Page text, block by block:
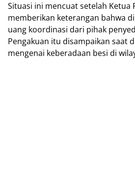
Situasi ini mencuat setelah Ketua
memberikan keterangan bahwa
uang koordinasi dari pihak
Pengakuan itu disampaikan saat
mengenai keberadaan besi di